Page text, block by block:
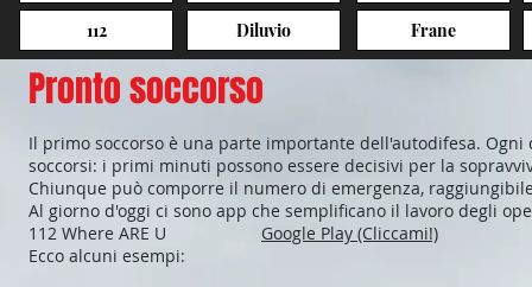
112 Diluvio Frane
Pronto soccorso
Il primo soccorso è una parte importante dell'autodifesa.
soccorsi: i primi minuti possono essere decisivi per la
Chiunque può comporre il numero di emergenza,
Al giorno d'oggi ci sono app che semplificano il lavoro degli
112 Where ARE U Google Play (Cliccami!)
Ecco alcuni esempi: